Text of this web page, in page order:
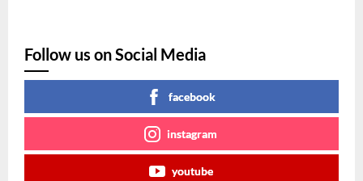
Follow us on Social Media
facebook
instagram
youtube